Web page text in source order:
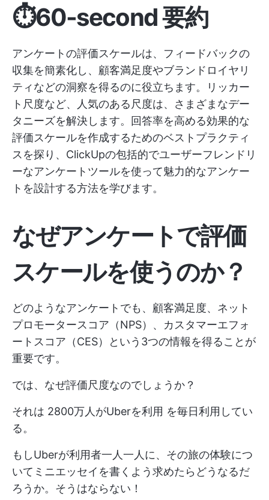
⏱️60-second 要約
アンケートの評価スケールは、フィードバックの
収集を簡素化し、顧客満足度やブランドロイヤリ
ティなどの洞察を得るのに役立ちます。リッカー
ト尺度など、人気のある尺度は、さまざまなデー
タニーズを解決します。回答率を高める効果的な
評価スケールを作成するためのベストプラクティ
スを探り、ClickUpの包括的でユーザーフレンドリ
ーなアンケートツールを使って魅力的なアンケー
トを設計する方法を学びます。
なぜアンケートで評価
スケールを使うのか？
どのようなアンケートでも、顧客満足度、ネット
プロモータースコア（NPS）、カスタマーエフォ
ートスコア（CES）という3つの情報を得ることが
重要です。
では、なぜ評価尺度なのでしょうか？
それは 2800万人がUberを利用 を毎日利用してい
る。
もしUberが利用者一人一人に、その旅の体験につ
いてミニエッセイを書くよう求めたらどうなるだ
ろうか。そうはならない！